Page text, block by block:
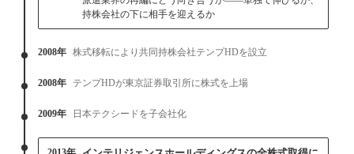
持株会社の下に相手を迎えるか
2008年 株式移転により共同持株会社テンプHDを設立
2008年 テンプHDが東京証券取引所に株式を上場
2009年 日本テクシードを子会社化